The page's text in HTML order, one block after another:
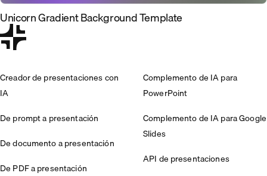
Unicorn Gradient Background Template
Creador de presentaciones con
IA
De prompt a presentación
De documento a presentación
De PDF a presentación
Complemento de IA para
PowerPoint
Complemento de IA para Google
Slides
API de presentaciones